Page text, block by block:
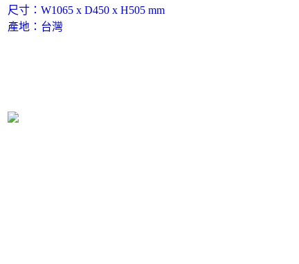
尺寸：W1065 x D450 x H505 mm
產地：台灣